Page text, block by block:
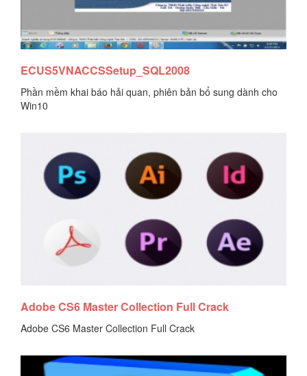
ECUS5VNACCSSetup_SQL2008
Phần mềm khai báo hải quan, phiên bản bổ sung dành cho
Win10
Adobe CS6 Master Collection Full Crack
Adobe CS6 Master Collection Full Crack